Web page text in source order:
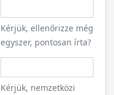
Kérjük, ellenőrizze még
egyszer, pontosan írta?
Kérjük, nemzetközi